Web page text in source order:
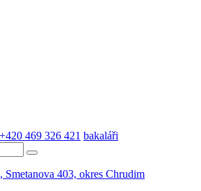
+420 469 326 421 bakaláři
Smetanova 403, okres Chrudim